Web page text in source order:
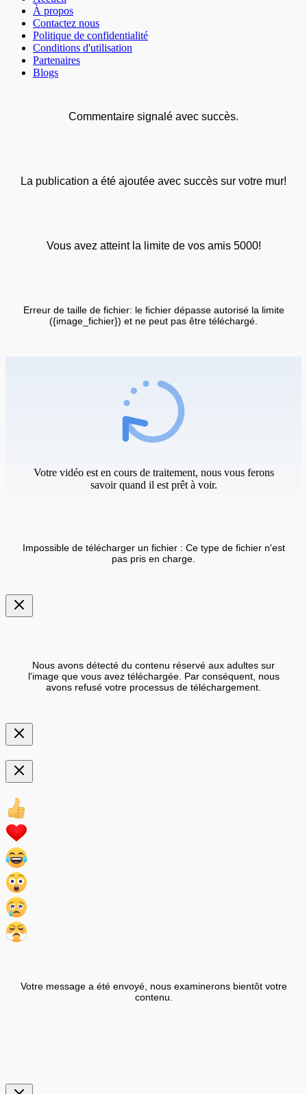
À propos
Contactez nous
Politique de confidentialité
Conditions d'utilisation
Partenaires
Blogs
Commentaire signalé avec succès.
La publication a été ajoutée avec succès sur votre mur!
Vous avez atteint la limite de vos amis 5000!
Erreur de taille de fichier: le fichier dépasse autorisé la limite
({image_fichier}) et ne peut pas être téléchargé.
Votre vidéo est en cours de traitement, nous vous ferons
savoir quand il est prêt à voir.
Impossible de télécharger un fichier : Ce type de fichier n'est
pas pris en charge.
Nous avons détecté du contenu réservé aux adultes sur
l'image que vous avez téléchargée. Par conséquent, nous
avons refusé votre processus de téléchargement.
Votre message a été envoyé, nous examinerons bientôt votre
contenu.